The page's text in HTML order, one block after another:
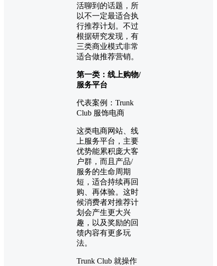
活聊到的话题，所
以不一定最适合执
行推荐计划。不过
根据研究发现，有
三类商业模式非常
适合做推荐营销。
第一类：线上购物/
服务平台
代表案例：Trunk
Club 服饰电商
这类电商网站、线
上服务平台，主要
优势能累积庞大客
户群，而且产品/
服务的生命周期
短，适合持续再回
购、再体验。这时
候消费者对推荐计
划会产生更大兴
趣，以及奖励的回
馈内容有更多玩
法。
Trunk Club 就操作